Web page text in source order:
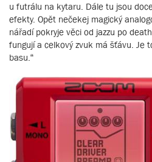
u futrálu na kytaru. Dále tu jsou
efekty. Opět nečekej magický
nářadí pokryje věci od jazzu po
fungují a celkový zvuk má šťávu. Je
basu.“